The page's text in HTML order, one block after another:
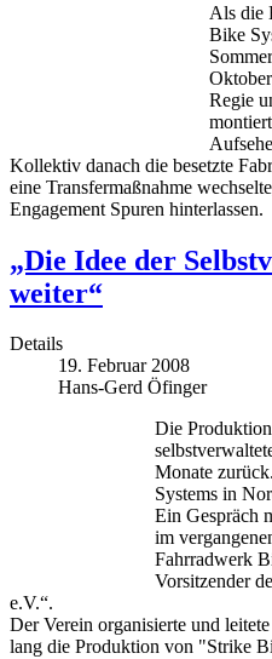
Als die
Bike
Regie
Kollektiv danach die besetzte
eine Transfermaßnahme
Engagement Spuren hinterlassen.
„Die Idee der
weiter“
Details
19. Februar 2008
Hans-Gerd Öfinger
Die
Monate
Systems in
Ein Gespräch
im
Fahrradwerk
Vorsitzender
e.V.“.
Der Verein organisierte und
lang die Produktion von "Strike